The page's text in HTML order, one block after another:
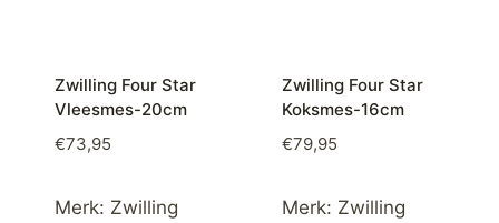
Zwilling Four Star
Vleesmes-20cm
€73,95
Merk: Zwilling
Zwilling Four Star
Koksmes-16cm
€79,95
Merk: Zwilling